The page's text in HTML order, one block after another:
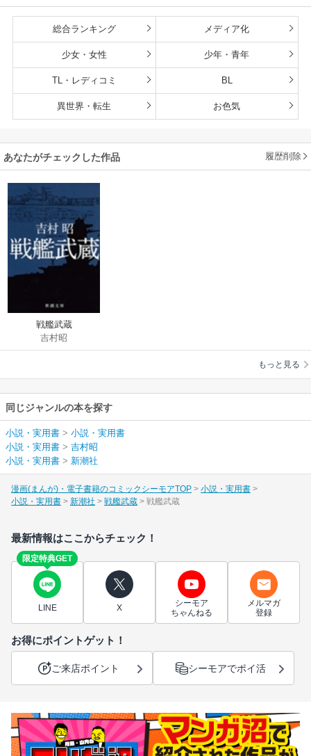
総合ランキング メディア化
少女・女性 少年・青年
TL・レディコミ BL
異世界・転生 お色気
あなたがチェックした作品 履歴削除
戦艦武蔵
吉村昭
もっと見る
同じジャンルの本を探す
小説・実用書 > 小説・実用書
小説・実用書 > 吉村昭
小説・実用書 > 新潮社
漫画(まんが)・電子書籍のコミックシーモアTOP
小説・実用書
小説・実用書
新潮社 戦艦武蔵 戦艦武蔵
最新情報はここからチェック！
限定特典GET
LINE X
シーモア
ちゃんねる
メルマガ
登録
お得にポイントゲット！
ご来店ポイント シーモアでポイ活